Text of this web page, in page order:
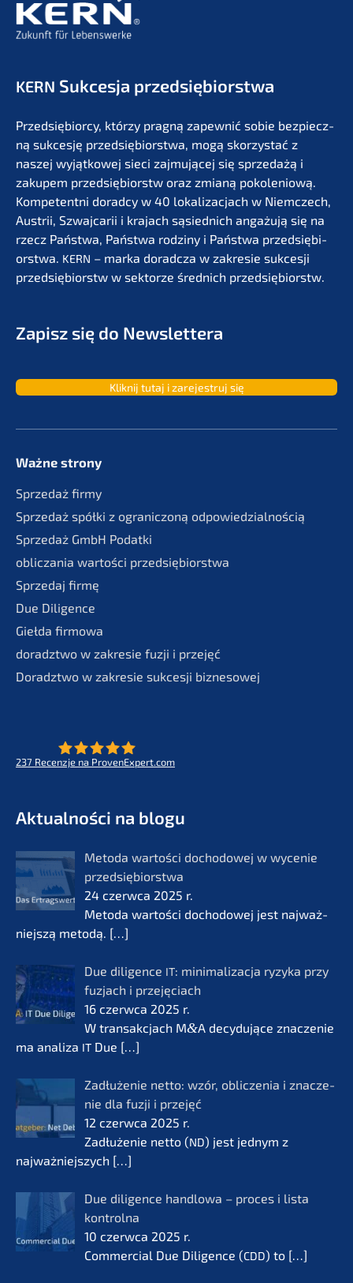
KERN Sukces­ja przedsiębiorstwa
Przedsię­bi­or­cy, którzy pragną zapew­nić sobie bezpiecz­
ną sukces­ję przedsię­bi­orst­wa, mogą skorzystać z
naszej wyjąt­ko­wej sieci zajmu­jącej się sprze­dażą i
zakupem przedsię­bi­orstw oraz zmianą pokolenio­wą.
Kompe­tent­ni dorad­cy w 40 lokali­zac­jach w Niemc­zech,
Austrii, Szwaj­ca­rii i krajach sąsied­nich angażu­ją się na
rzecz Państ­wa, Państ­wa rodzi­ny i Państ­wa przedsię­bi­
orst­wa. KERN – marka dorad­c­za w zakre­sie sukces­ji
przedsię­bi­orstw w sektor­ze średnich przedsiębiorstw.
Zapisz się do Newslettera
Kliknij tutaj i zarejes­truj się
Ważne strony
Sprze­daż firmy
Sprze­daż spółki z ogranic­zoną odpowiedzialnością
Sprze­daż GmbH Podatki
oblic­za­nia wartości przedsiębiorstwa
Sprze­daj firmę
Due Diligence
Giełda firmo­wa
doradzt­wo w zakre­sie fuzji i przejęć
Doradzt­wo w zakre­sie sukces­ji biznesowej
237 Recenz­je na ProvenExpert.com
Aktual­ności na blogu
Metoda wartości docho­do­wej w wycenie
przedsię­bi­orst­wa
24 czerw­ca 2025 r.
Metoda wartości docho­do­wej jest najważ­
nie­js­zą metodą. […]
Due diligence IT: minima­li­zac­ja ryzyka przy
fuzjach i przejęciach
16 czerw­ca 2025 r.
W transak­c­jach M&A decydu­jące znacze­nie
ma anali­za IT Due […]
Zadłuże­nie netto: wzór, oblic­ze­nia i znacze­
nie dla fuzji i przejęć
12 czerw­ca 2025 r.
Zadłuże­nie netto (ND) jest jednym z
najważ­nie­js­zych […]
Due diligence handlo­wa – proces i lista
kontrol­na
10 czerw­ca 2025 r.
Commer­cial Due Diligence (CDD) to […]